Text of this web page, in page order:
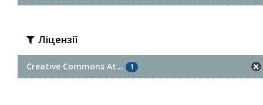
Ліцензії
Creative Commons At... 1